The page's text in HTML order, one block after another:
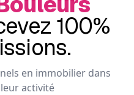
100%
en immobilier dans
activité